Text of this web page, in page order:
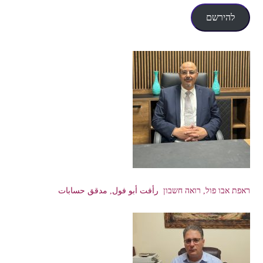
אלקטרוני
להירשם
ראפת אבו פול, רואה חשבון رأفت أبو فول, مدقق حسابات